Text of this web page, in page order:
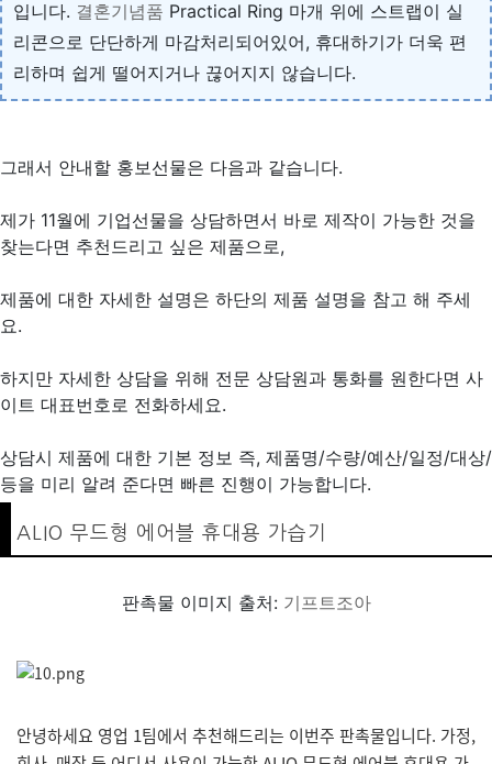
입니다. 결혼기념품 Practical Ring 마개 위에 스트랩이 실
리콘으로 단단하게 마감처리되어있어, 휴대하기가 더욱 편
리하며 쉽게 떨어지거나 끊어지지 않습니다.
그래서 안내할 홍보선물은 다음과 같습니다.
제가 11월에 기업선물을 상담하면서 바로 제작이 가능한 것을
찾는다면 추천드리고 싶은 제품으로,
제품에 대한 자세한 설명은 하단의 제품 설명을 참고 해 주세
요.
하지만 자세한 상담을 위해 전문 상담원과 통화를 원한다면 사
이트 대표번호로 전화하세요.
상담시 제품에 대한 기본 정보 즉, 제품명/수량/예산/일정/대상/
등을 미리 알려 준다면 빠른 진행이 가능합니다.
ALIO 무드형 에어블 휴대용 가습기
판촉물 이미지 출처: 기프트조아
안녕하세요 영업 1팀에서 추천해드리는 이번주 판촉물입니다. 가정,